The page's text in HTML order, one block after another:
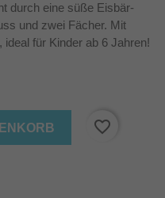
durch eine süße Eisbär-
und zwei Fächer. Mit
für Kinder ab 6 Jahren!
favorite_border